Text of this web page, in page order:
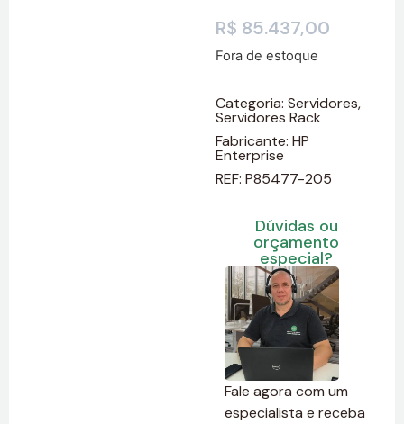
R$ 85.437,00
Fora de estoque
Categoria:Servidores,
Servidores Rack
Fabricante:HP
Enterprise
REF: P85477-205
Dúvidas ou
orçamento
especial?
Fale agora com um
especialista e receba